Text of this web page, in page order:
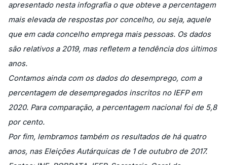
apresentado nesta infografia o que obteve a percentagem
mais elevada de respostas por concelho, ou seja, aquele
que em cada concelho emprega mais pessoas. Os dados
são relativos a 2019, mas refletem a tendência dos últimos
anos.
Contamos ainda com os dados do desemprego, com a
percentagem de desempregados inscritos no IEFP em
2020. Para comparação, a percentagem nacional foi de 5,8
por cento.
Por fim, lembramos também os resultados de há quatro
anos, nas Eleições Autárquicas de 1 de outubro de 2017.